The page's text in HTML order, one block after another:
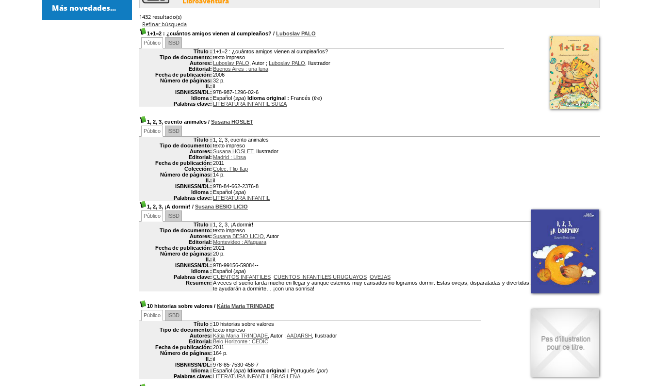
1432 resultado(s)
Refinar búsqueda
1+1=2 : ¿cuántos amigos vienen al cumpleaños? / Luboslav PALO
Público
ISBD
Título : 1+1=2 : ¿cuántos amigos vienen al cumpleaños?
Tipo de documento: texto impreso
Autores: Luboslav PALO , Autor ; Luboslav PALO , Ilustrador
Editorial: Buenos Aires : una luna
Fecha de publicación: 2006
Número de páginas: 32 p.
Il.: il
ISBN/ISSN/DL: 978-987-1296-02-6
Idioma : Español (spa) Idioma original : Francés (fre)
Palabras clave: LITERATURA INFANTIL SUIZA
1, 2, 3, cuento animales / Susana HOSLET
Público
ISBD
Título : 1, 2, 3, cuento animales
Tipo de documento: texto impreso
Autores: Susana HOSLET, Ilustrador
Editorial: Madrid : Libsa
Fecha de publicación: 2011
Colección: Colec. Flip-flap
Número de páginas: 14 p.
Il.: il
ISBN/ISSN/DL: 978-84-662-2376-8
Idioma : Español (spa)
Palabras clave: LITERATURA INFANTIL
1, 2, 3, ¡A dormir! / Susana BESIO LICIO
Público
ISBD
Título : 1, 2, 3, ¡A dormir!
Tipo de documento: texto impreso
Autores: Susana BESIO LICIO , Autor
Editorial: Montevideo : Alfaguara
Fecha de publicación: 2021
Número de páginas: 20 p.
Il.: il.
ISBN/ISSN/DL: 978-99156-59084--
Idioma : Español (spa)
Palabras clave: CUENTOS INFANTILES CUENTOS INFANTILES URUGUAYOS OVEJAS
Resumen: A veces el sueño tarda mucho en llegar y aunque estemos muy cansados no logramos dormir. Estas ovejas, disparatadas y divertidas,
te ayudarán a dormirte… ¡con una sonrisa!
10 historias sobre valores / Kátia Maria TRINDADE
Público
ISBD
Título : 10 historias sobre valores
Tipo de documento: texto impreso
Autores: Kátia Maria TRINDADE , Autor ; AADARSH , Ilustrador
Editorial: Belo Horizonte : CEDIC
Fecha de publicación: 2011
Número de páginas: 164 p.
Il.: il
ISBN/ISSN/DL: 978-85-7530-458-7
Idioma : Español (spa) Idioma original : Portugués (por)
Palabras clave: LITERATURA INFANTIL BRASILEÑA
Más novedades...